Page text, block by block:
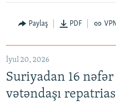
Auto
Paylaş PDF
İyul 20, 2026
Suriyadan 16
vətəndaşı